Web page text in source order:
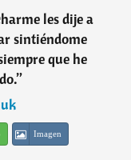
les dije a
sintiéndome
que he
”
Imagen